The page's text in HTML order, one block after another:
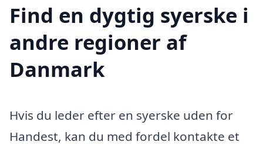
Find en dygtig syerske i
andre regioner af
Danmark
Hvis du leder efter en syerske uden for
Handest, kan du med fordel kontakte et